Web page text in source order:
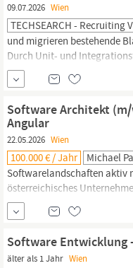
09.07.2026 Wien
TECHSEARCH - Recruiting
und migrieren bestehende
Durch Unit- und
wartbaren Code stellen Sie
nach Erfahrung wirken Sie
mit. Dabei arbeiten Sie agil
Produktverantwortlichen
Software Architekt
Angular
22.05.2026 Wien
100.000 € / Jahr Michael
Softwarelandschaften aktiv
österreichisches
Versicherungsumfeld
Software Architekten (m/w/
innovationsstarkes
Software Entwicklung
älter als 1 Jahr Wien